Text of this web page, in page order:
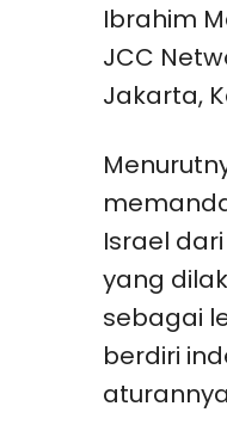
Ibrahim
JCC
Jakarta,
Israel
yang
sebagai
berdiri